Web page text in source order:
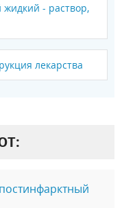
- раствор,
лекарства